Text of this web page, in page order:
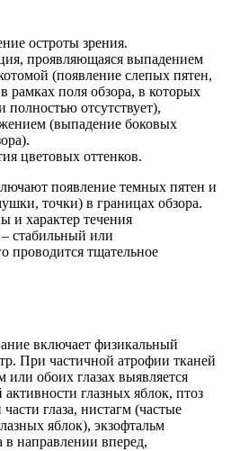
остроты зрения.
проявляющаяся выпадением
(появление слепых пятен,
рамках поля обзора, в которых
полностью отсутствует),
(выпадение боковых
цветовых оттенков.
появление темных пятен и
точки) в границах обзора.
и характер течения
– стабильный или
проводится тщательное
включает физикальный
При частичной атрофии тканей
или обоих глазах выявляется
глазных яблок, птоз
глаза, нистагм (частые
яблок), экзофтальм
в направлении вперед,